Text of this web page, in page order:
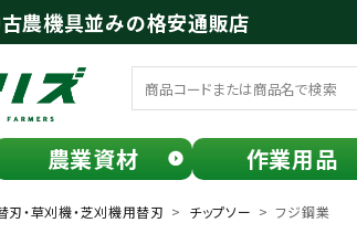
古農機具並みの格安通販店
農業資材 作業用品
刃・草刈機・芝刈機用替刃 チップソー フジ鋼業